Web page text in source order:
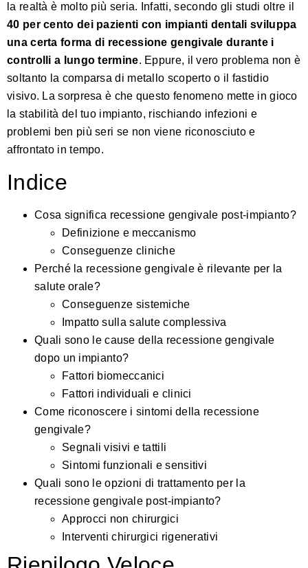
la realtà è molto più seria. Infatti, secondo gli studi oltre il
40 per cento dei pazienti con impianti dentali sviluppa
una certa forma di recessione gengivale durante i
controlli a lungo termine. Eppure, il vero problema non è
soltanto la comparsa di metallo scoperto o il fastidio
visivo. La sorpresa è che questo fenomeno mette in gioco
la stabilità del tuo impianto, rischiando infezioni e
problemi ben più seri se non viene riconosciuto e
affrontato in tempo.
Indice
Cosa significa recessione gengivale post-impianto?
Definizione e meccanismo
Conseguenze cliniche
Perché la recessione gengivale è rilevante per la
salute orale?
Conseguenze sistemiche
Impatto sulla salute complessiva
Quali sono le cause della recessione gengivale
dopo un impianto?
Fattori biomeccanici
Fattori individuali e clinici
Come riconoscere i sintomi della recessione
gengivale?
Segnali visivi e tattili
Sintomi funzionali e sensitivi
Quali sono le opzioni di trattamento per la
recessione gengivale post-impianto?
Approcci non chirurgici
Interventi chirurgici rigenerativi